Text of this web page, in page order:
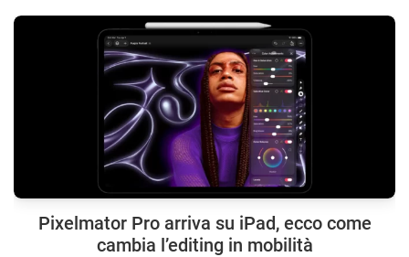
Pixelmator Pro arriva su iPad, ecco come
cambia l’editing in mobilità